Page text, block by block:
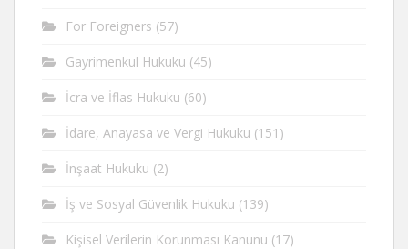
For Foreigners (57)
Gayrimenkul Hukuku (45)
İcra ve İflas Hukuku (60)
İdare, Anayasa ve Vergi Hukuku (151)
İnşaat Hukuku (2)
İş ve Sosyal Güvenlik Hukuku (139)
Kişisel Verilerin Korunması Kanunu (17)